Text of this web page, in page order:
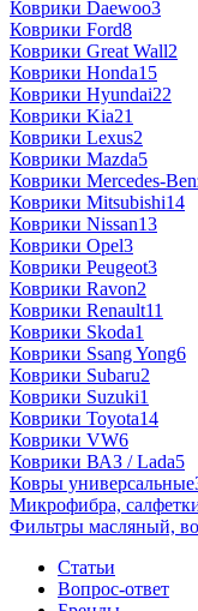
Коврики Daewoo3
Коврики Ford8
Коврики Great Wall2
Коврики Honda15
Коврики Hyundai22
Коврики Kia21
Коврики Lexus2
Коврики Mazda5
Коврики Mercedes-
Коврики Mitsubishi14
Коврики Nissan13
Коврики Opel3
Коврики Peugeot3
Коврики Ravon2
Коврики Renault11
Коврики Skoda1
Коврики Ssang Yong6
Коврики Subaru2
Коврики Suzuki1
Коврики Toyota14
Коврики VW6
Коврики ВАЗ / Lada5
Ковры универсальные
Микрофибра,
Фильтры масляный,
Статьи
Вопрос-ответ